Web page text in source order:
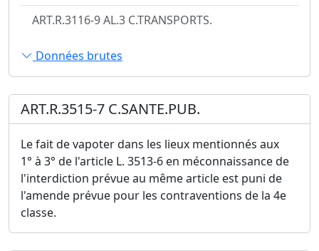
ART.R.3116-9 AL.3 C.TRANSPORTS.
Données brutes
ART.R.3515-7 C.SANTE.PUB.
Le fait de vapoter dans les lieux mentionnés aux
1° à 3° de l'article L. 3513-6 en méconnaissance de
l'interdiction prévue au même article est puni de
l'amende prévue pour les contraventions de la 4e
classe.